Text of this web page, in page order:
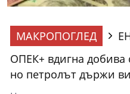
МАКРОПОГЛЕД
ОПЕК+ вдигна добива
но петролът държи